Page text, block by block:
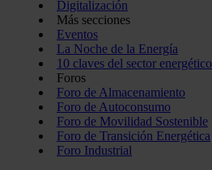
Digitalización
Más secciones
Eventos
La Noche de la Energía
10 claves del sector energético
Foros
Foro de Almacenamiento
Foro de Autoconsumo
Foro de Movilidad Sostenible
Foro de Transición Energética
Foro Industrial